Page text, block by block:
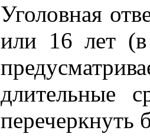
Уголовная
или 16 лет (в
длительные
перечеркнуть